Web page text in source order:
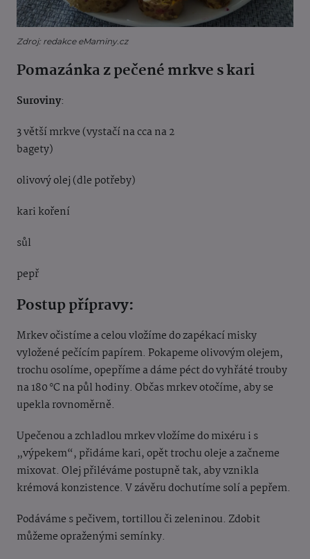
Zdroj: redakce eMaminy.cz
Pomazánka z pečené mrkve s kari
Suroviny:
3 větší mrkve (vystačí na cca na 2
bagety)
olivový olej (dle potřeby)
kari koření
sůl
pepř
Postup přípravy:
Mrkev očistíme a celou vložíme do zapékací misky
vyložené pečícím papírem. Pokapeme olivovým olejem,
trochu osolíme, opepříme a dáme péct do vyhřáté trouby
na 180 °C na půl hodiny. Občas mrkev otočíme, aby se
upekla rovnoměrně.
Upečenou a zchladlou mrkev vložíme do mixéru i s
„výpekem“, přidáme kari, opět trochu oleje a začneme
mixovat. Olej přiléváme postupně tak, aby vznikla
krémová konzistence. V závěru dochutíme solí a pepřem.
Podáváme s pečivem, tortillou či zeleninou. Zdobit
můžeme opraženými semínky.